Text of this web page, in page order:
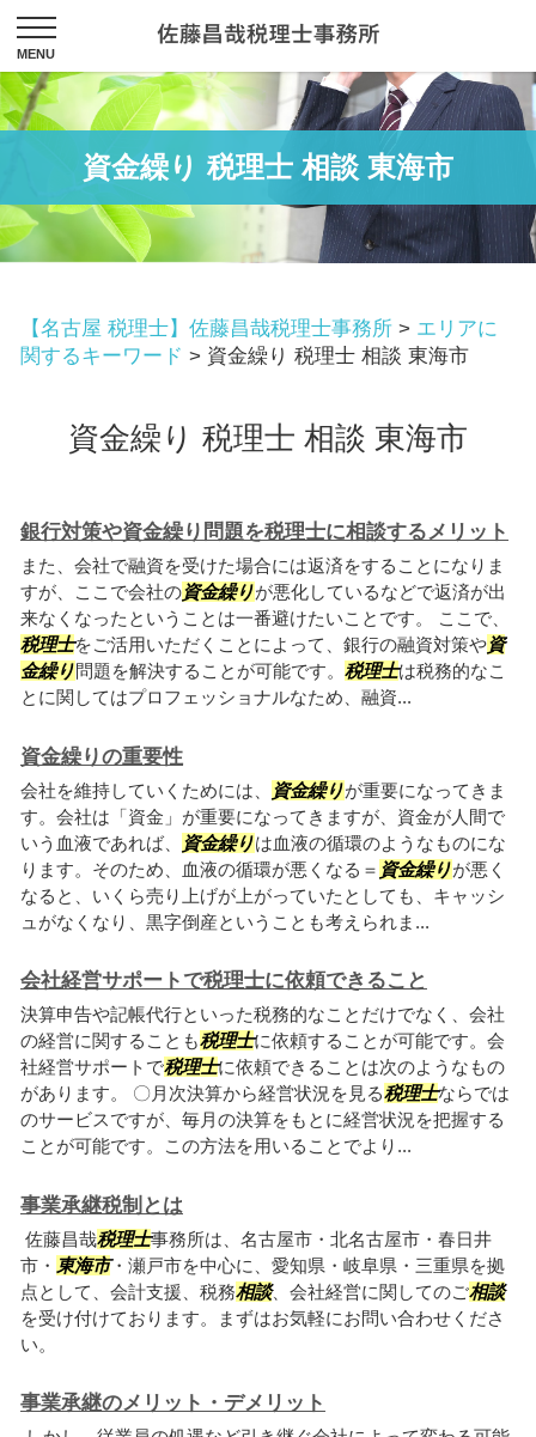
資金繰り 税理士 相談 東海市
【名古屋 税理士】佐藤昌哉税理士事務所 > エリアに
関するキーワード > 資金繰り 税理士 相談 東海市
資金繰り 税理士 相談 東海市
銀行対策や資金繰り問題を税理士に相談するメリット
また、会社で融資を受けた場合には返済をすることになりま
すが、ここで会社の資金繰りが悪化しているなどで返済が出
来なくなったということは一番避けたいことです。 ここで、
税理士をご活用いただくことによって、銀行の融資対策や資
金繰り問題を解決することが可能です。 税理士は税務的なこ
とに関してはプロフェッショナルなため、融資...
資金繰りの重要性
会社を維持していくためには、 資金繰りが重要になってきま
す。会社は「資金」が重要になってきますが、資金が人間で
いう血液であれば、
資金繰りは血液の循環のようなものにな
ります。そのため、血液の循環が悪くなる＝ 資金繰りが悪く
なると、いくら売り上げが上がっていたとしても、キャッシ
ュがなくなり、黒字倒産ということも考えられま...
会社経営サポートで税理士に依頼できること
決算申告や記帳代行といった税務的なことだけでなく、会社
の経営に関することも税理士に依頼することが可能です。会
社経営サポートで税理士に依頼できることは次のようなもの
があります。 〇月次決算から経営状況を見る税理士ならでは
のサービスですが、毎月の決算をもとに経営状況を把握する
ことが可能です。この方法を用いることでより...
事業承継税制とは
佐藤昌哉税理士事務所は、名古屋市・北名古屋市・春日井
市・ 東海市・瀬戸市を中心に、愛知県・岐阜県・三重県を拠
点として、会計支援、税務相談、会社経営に関してのご相談
を受け付けております。まずはお気軽にお問い合わせくださ
い。
事業承継のメリット・デメリット